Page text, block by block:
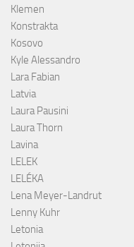
Klemen
Konstrakta
Kosovo
Kyle Alessandro
Lara Fabian
Latvia
Laura Pausini
Laura Thorn
Lavina
LELEK
LELÉKA
Lena Meyer-Landrut
Lenny Kuhr
Letonia